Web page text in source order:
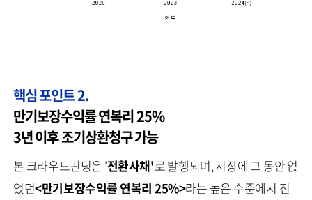
핵심 포인트 2.
만기보장수익률 연복리 25%
3년 이후 조기상환청구 가능
본 크라우드펀딩은 '전환사채'로 발행되며, 시장에 그 동안 없
었던<만기보장수익률 연복리 25%>라는 높은 수준에서 진